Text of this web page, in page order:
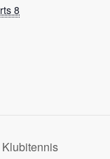
8
Klubitennis